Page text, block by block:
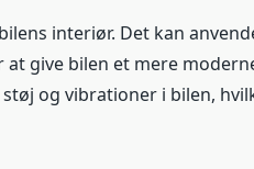
interiør. Det kan
give bilen et mere
og vibrationer i bilen,